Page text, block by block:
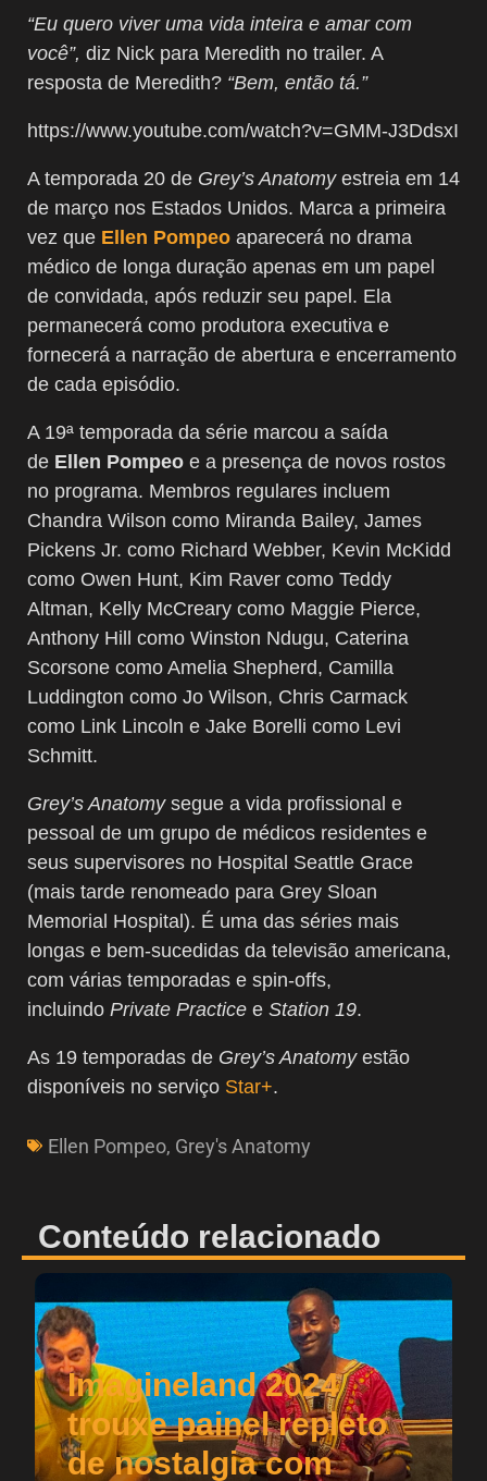
“Eu quero viver uma vida inteira e amar com
você”, diz Nick para Meredith no trailer. A
resposta de Meredith? “Bem, então tá.”
https://www.youtube.com/watch?v=GMM-J3DdsxI
A temporada 20 de Grey’s Anatomyestreia em 14
de março nos Estados Unidos. Marca a primeira
vez que Ellen Pompeo aparecerá no drama
médico de longa duração apenas em um papel
de convidada, após reduzir seu papel. Ela
permanecerá como produtora executiva e
fornecerá a narração de abertura e encerramento
de cada episódio.
A 19ª temporada da série marcou a saída
de Ellen Pompeo e a presença de novos rostos
no programa. Membros regulares incluem
Chandra Wilson como Miranda Bailey, James
Pickens Jr. como Richard Webber, Kevin McKidd
como Owen Hunt, Kim Raver como Teddy
Altman, Kelly McCreary como Maggie Pierce,
Anthony Hill como Winston Ndugu, Caterina
Scorsone como Amelia Shepherd, Camilla
Luddington como Jo Wilson, Chris Carmack
como Link Lincoln e Jake Borelli como Levi
Schmitt.
Grey’s Anatomy segue a vida profissional e
pessoal de um grupo de médicos residentes e
seus supervisores no Hospital Seattle Grace
(mais tarde renomeado para Grey Sloan
Memorial Hospital). É uma das séries mais
longas e bem-sucedidas da televisão americana,
com várias temporadas e spin-offs,
incluindo Private Practice e Station 19.
As 19 temporadas de Grey’s Anatomy estão
disponíveis no serviço Star+.
Ellen Pompeo, Grey's Anatomy
Conteúdo relacionado
Imagineland 2024
trouxe painel repleto
de nostalgia com